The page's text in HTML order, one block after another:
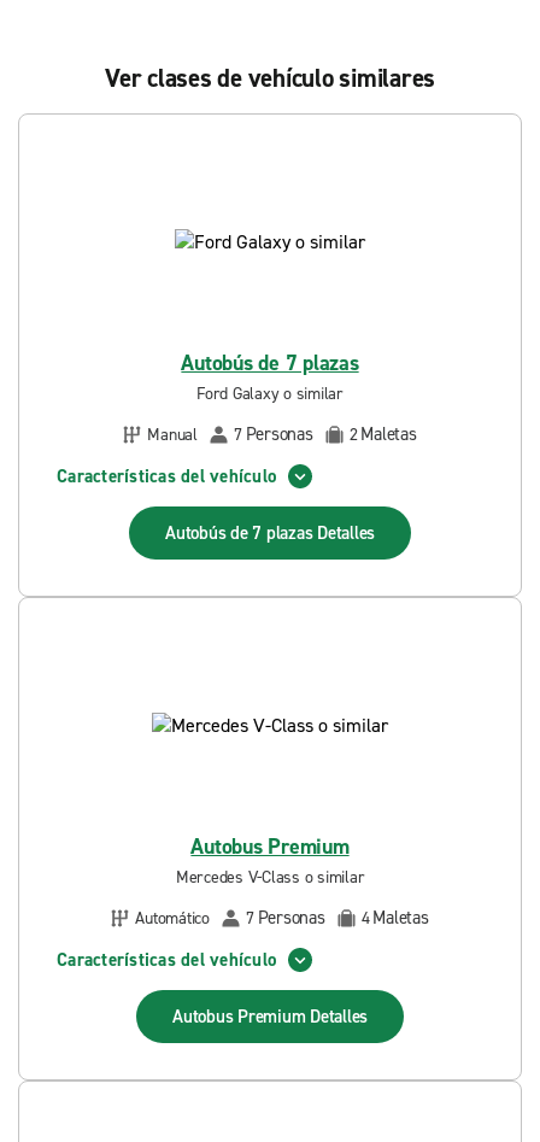
Ver clases de vehículo similares
Autobús de 7 plazas
Ford Galaxy o similar
Manual
7 Personas 2Maletas
Características del vehículo
Autobús de 7 plazas Detalles
Autobus Premium
Mercedes V-Class o similar
Automático
7 Personas 4Maletas
Características del vehículo
Autobus Premium Detalles